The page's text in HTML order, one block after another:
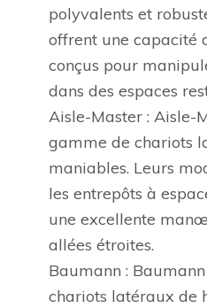
polyvalents et
offrent une capacité
conçus pour
dans des espaces
Aisle-Master : Aisle-
gamme de chariots
maniables. Leurs
les entrepôts à
une excellente
allées étroites.
Baumann :
chariots latéraux de